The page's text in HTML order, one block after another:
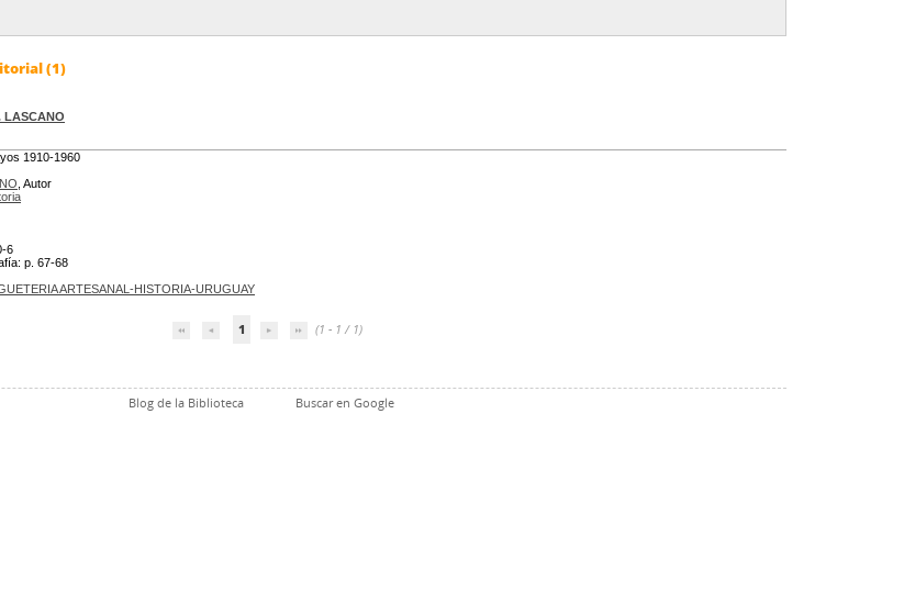
(1)
LASCANO
1910-1960
, Autor
6
p. 67-68
ARTESANAL-HISTORIA-URUGUAY
1 (1 - 1 / 1)
Blog de la Biblioteca Buscar en Google